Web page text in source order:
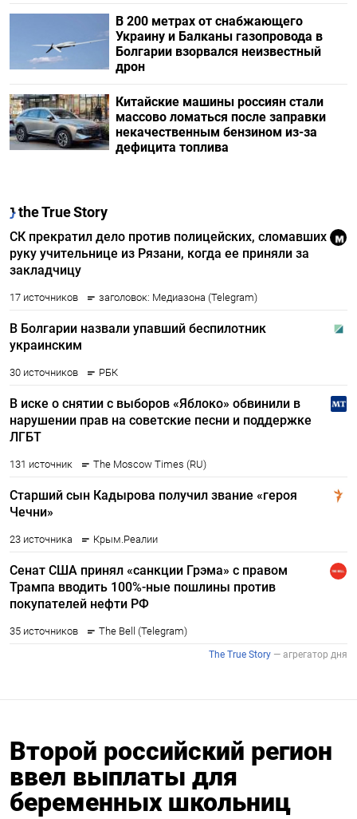
В 200 метрах от снабжающего
Украину и Балканы газопровода в
Болгарии взорвался неизвестный
дрон
Китайские машины россиян стали
массово ломаться после заправки
некачественным бензином из-за
дефицита топлива
Второй российский регион
ввел выплаты для
беременных школьниц